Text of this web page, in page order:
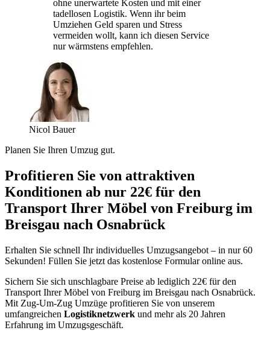
ohne unerwartete Kosten und mit einer
tadellosen Logistik. Wenn ihr beim
Umziehen Geld sparen und Stress
vermeiden wollt, kann ich diesen Service
nur wärmstens empfehlen.
Nicol Bauer
Planen Sie Ihren Umzug gut.
Profitieren Sie von attraktiven
Konditionen ab nur 22€ für den
Transport Ihrer Möbel von Freiburg im
Breisgau nach Osnabrück
Erhalten Sie schnell Ihr individuelles Umzugsangebot – in nur 60
Sekunden! Füllen Sie jetzt das kostenlose Formular online aus.
Sichern Sie sich unschlagbare Preise ab lediglich 22€ für den
Transport Ihrer Möbel von Freiburg im Breisgau nach Osnabrück.
Mit Zug-Um-Zug Umzüge profitieren Sie von unserem
umfangreichen Logistiknetzwerk und mehr als 20 Jahren
Erfahrung im Umzugsgeschäft.